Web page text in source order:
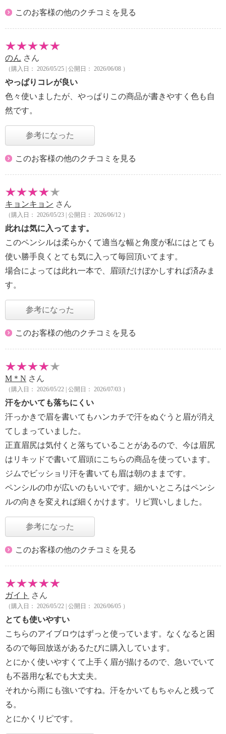
このお客様の他のクチコミを見る
のん さん
（購入日： 2026/05/25 | 公開日： 2026/06/08 ）
やっぱりコレが良い
色々使いましたが、やっぱりこの商品が書きやすく色も自
然です。
参考になった
このお客様の他のクチコミを見る
キョンキョン さん
（購入日： 2026/05/23 | 公開日： 2026/06/12 ）
此れは気に入ってます。
このペンシルは柔らかくて適当な幅と角度が私にはとても
使い勝手良くとても気に入って毎回頂いてます。
場合によっては此れ一本で、眉頭だけぼかしすれば済みま
す。
参考になった
このお客様の他のクチコミを見る
M＊N さん
（購入日： 2026/05/22 | 公開日： 2026/07/03 ）
汗をかいても落ちにくい
汗っかきで眉を書いてもハンカチで汗をぬぐうと眉が消え
てしまっていました。
正直眉尻は気付くと落ちていることがあるので、今は眉尻
はリキッドで書いて眉頭にこちらの商品を使っています。
ジムでビッショリ汗を書いても眉は朝のままです。
ペンシルの巾が広いのもいいです。細かいところはペンシ
ルの向きを変えれば細くかけます。リピ買いしました。
参考になった
このお客様の他のクチコミを見る
ガイト さん
（購入日： 2026/05/22 | 公開日： 2026/06/05 ）
とても使いやすい
こちらのアイブロウはずっと使っています。なくなると困
るので毎回放送があるたびに購入しています。
とにかく使いやすくて上手く眉が描けるので、急いでいて
も不器用な私でも大丈夫。
それから雨にも強いですね。汗をかいてもちゃんと残って
る。
とにかくリピです。